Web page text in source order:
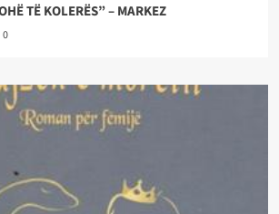
TË KOLERËS” – MARKEZ
0